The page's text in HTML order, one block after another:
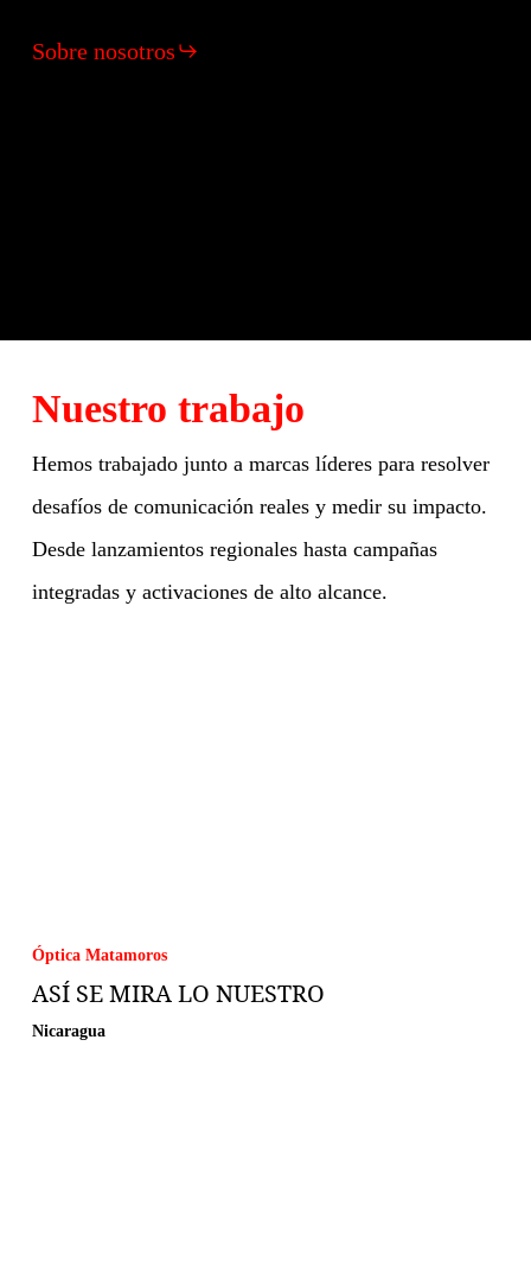
Sobre nosotros
Nuestro trabajo
Hemos trabajado junto a marcas líderes para resolver
desafíos de comunicación reales y medir su impacto.
Desde lanzamientos regionales hasta campañas
integradas y activaciones de alto alcance.
Óptica Matamoros
ASÍ SE MIRA LO NUESTRO
Nicaragua